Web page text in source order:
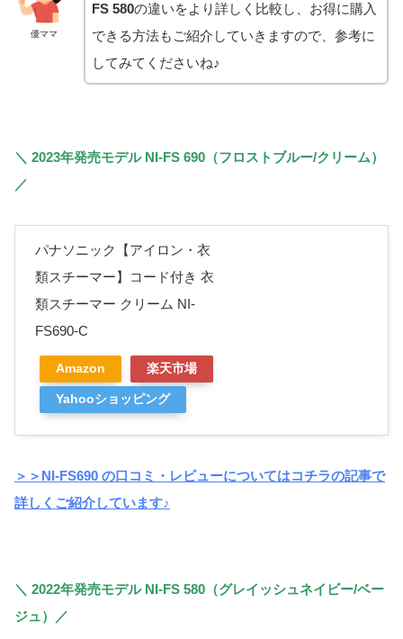
優ママ
FS 580の違いをより詳しく比較し、お得に購入
できる方法もご紹介していきますので、参考に
してみてくださいね♪
＼ 2023年発売モデル NI-FS 690（フロストブルー/クリーム）
／
パナソニック【アイロン・衣
類スチーマー】コード付き 衣
類スチーマー クリーム NI-
FS690-C
Amazon 楽天市場
Yahooショッピング
＞＞NI-FS690 の口コミ・レビューについてはコチラの記事で
詳しくご紹介しています♪
＼ 2022年発売モデル NI-FS 580（グレイッシュネイビー/ベー
ジュ）／